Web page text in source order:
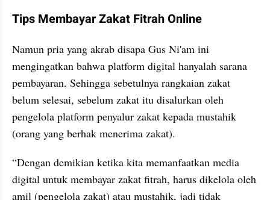
Tips Membayar Zakat Fitrah Online
Namun pria yang akrab disapa Gus Ni'am ini
mengingatkan bahwa platform digital hanyalah sarana
pembayaran. Sehingga sebetulnya rangkaian zakat
belum selesai, sebelum zakat itu disalurkan oleh
pengelola platform penyalur zakat kepada mustahik
(orang yang berhak menerima zakat).
“Dengan demikian ketika kita memanfaatkan media
digital untuk membayar zakat fitrah, harus dikelola oleh
amil (pengelola zakat) atau mustahik, jadi tidak